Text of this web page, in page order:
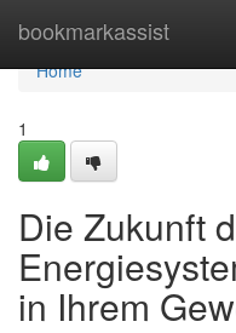
bookmarkassist
Home
Home
1
Die Zukunft
in Ihrem